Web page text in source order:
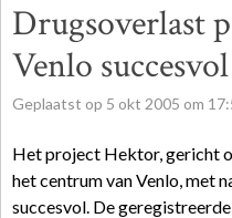
Drugsoverlast
Venlo succesvol
Geplaatst op 5 okt 2005 om
Het project Hektor, gericht
het centrum van Venlo, met
succesvol. De